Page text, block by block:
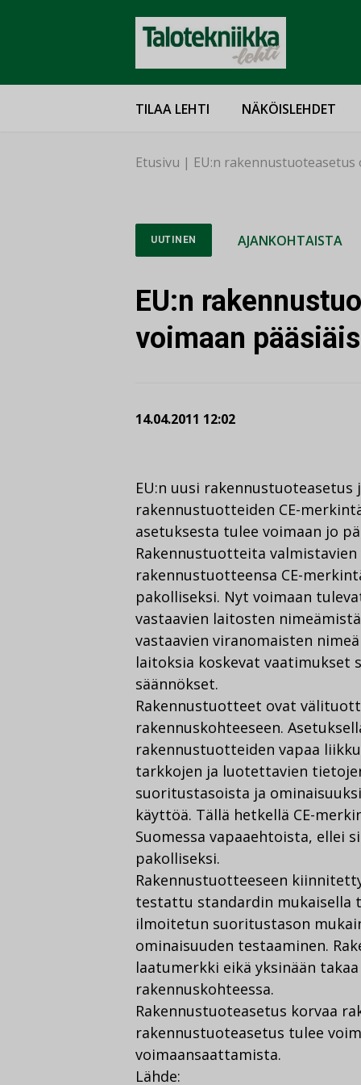
TILAA LEHTI NÄKÖISLEHDET
Etusivu | EU:n
UUTINEN AJANKOHTAISTA
EU:n
voimaan
14.04.2011 12:02
EU:n uusi
rakennustuotteiden CE-
asetuksesta tulee voimaan jo
Rakennustuotteita
rakennustuotteensa CE-
pakolliseksi. Nyt voimaan
vastaavien laitosten
vastaavien viranomaisten
laitoksia koskevat vaatimukset
säännökset.
Rakennustuotteet ovat
rakennuskohteeseen.
rakennustuotteiden vapaa
tarkkojen ja luotettavien
suoritustasoista ja
käyttöä. Tällä hetkellä CE-
Suomessa vapaaehtoista, ellei
pakolliseksi.
Rakennustuotteeseen
testattu standardin mukaisella
ilmoitetun suoritustason
ominaisuuden testaaminen.
laatumerkki eikä yksinään
rakennuskohteessa.
Rakennustuoteasetus korvaa
rakennustuoteasetus tulee
voimaansaattamista.
Lähde: